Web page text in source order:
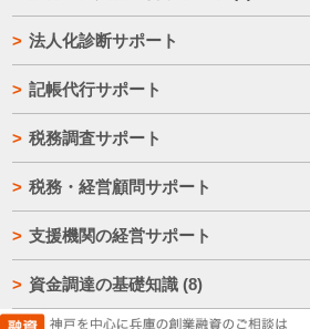
法人化診断サポート
記帳代行サポート
税務調査サポート
税務・経営顧問サポート
支援機関の経営サポート
資金調達の基礎知識 (8)